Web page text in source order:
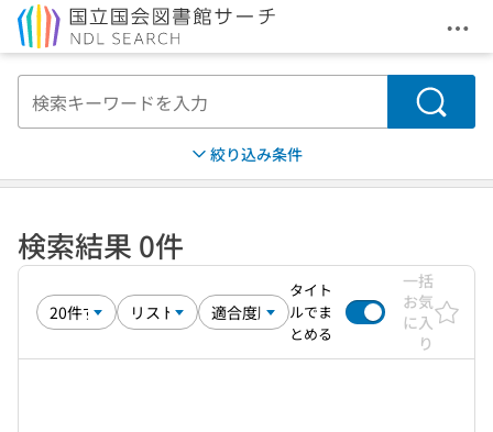
メ
検索
絞り込み条件
検索結果 0件
タイト
ルでま
とめる
一括
お気
に入
り